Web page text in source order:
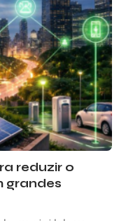
reduzir o
grandes